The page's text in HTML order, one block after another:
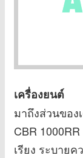
เครื่องยนต์
มาถึงส่วนของ
CBR
เรียง ระบาย